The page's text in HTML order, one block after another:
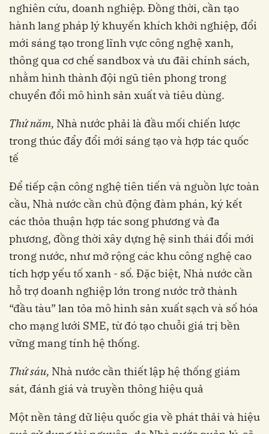
nghiên cứu, doanh nghiệp. Đồng thời, cần tạo
hành lang pháp lý khuyến khích khởi nghiệp, đổi
mới sáng tạo trong lĩnh vực công nghệ xanh,
thông qua cơ chế sandbox và ưu đãi chính sách,
nhằm hình thành đội ngũ tiên phong trong
chuyển đổi mô hình sản xuất và tiêu dùng.
Thứ năm, Nhà nước phải là đầu mối chiến lược
trong thúc đẩy đổi mới sáng tạo và hợp tác quốc
tế
Để tiếp cận công nghệ tiên tiến và nguồn lực toàn
cầu, Nhà nước cần chủ động đàm phán, ký kết
các thỏa thuận hợp tác song phương và đa
phương, đồng thời xây dựng hệ sinh thái đổi mới
trong nước, như mở rộng các khu công nghệ cao
tích hợp yếu tố xanh - số. Đặc biệt, Nhà nước cần
hỗ trợ doanh nghiệp lớn trong nước trở thành
“đầu tàu” lan tỏa mô hình sản xuất sạch và số hóa
cho mạng lưới SME, từ đó tạo chuỗi giá trị bền
vững mang tính hệ thống.
Thứ sáu, Nhà nước cần thiết lập hệ thống giám
sát, đánh giá và truyền thông hiệu quả
Một nền tảng dữ liệu quốc gia về phát thải và hiệu